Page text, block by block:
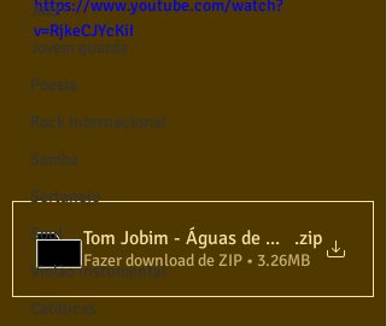
Jazz
Jovem guarda
Poesia
Rock internacional
Samba
Sertanejo
Soul
Violão instumental
Católicas
https://www.youtube.com/watch?
v=RjkeCJYcKiI
Tom
.zip
Fazer download de ZIP • 3.26MB